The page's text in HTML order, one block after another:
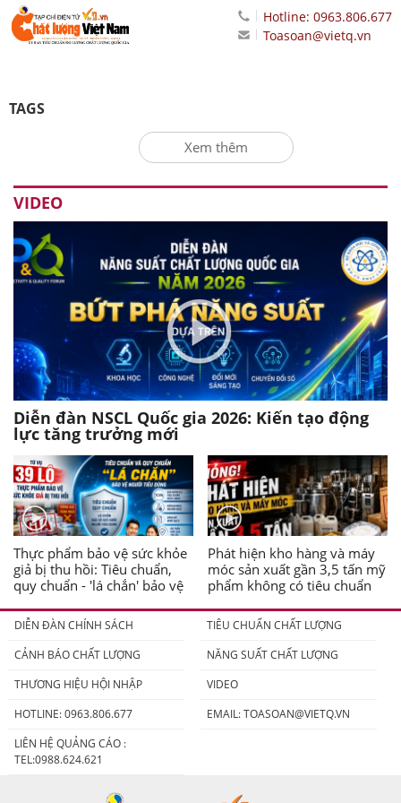
Hotline: 0963.806.677
Toasoan@vietq.vn
TAGS
Xem thêm
VIDEO
Diễn đàn NSCL Quốc gia 2026: Kiến tạo động
lực tăng trưởng mới
Thực phẩm bảo vệ sức khỏe
giả bị thu hồi: Tiêu chuẩn,
quy chuẩn - 'lá chắn' bảo vệ
Phát hiện kho hàng và máy
móc sản xuất gần 3,5 tấn mỹ
phẩm không có tiêu chuẩn
DIỄN ĐÀN CHÍNH SÁCH
TIÊU CHUẨN CHẤT LƯỢNG
CẢNH BÁO CHẤT LƯỢNG
NĂNG SUẤT CHẤT LƯỢNG
THƯƠNG HIỆU HỘI NHẬP
VIDEO
HOTLINE: 0963.806.677
EMAIL:TOASOAN@VIETQ.VN
LIÊN HỆ QUẢNG CÁO :
TEL:0988.624.621